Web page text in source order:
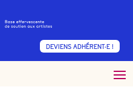
DEVIENS ADHÉRENT·E !